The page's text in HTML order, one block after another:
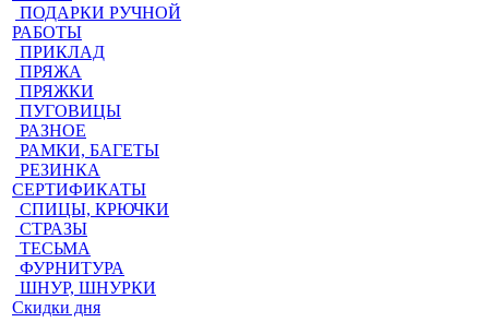
ПОДАРКИ РУЧНОЙ
РАБОТЫ
ПРИКЛАД
ПРЯЖА
ПРЯЖКИ
ПУГОВИЦЫ
РАЗНОЕ
РАМКИ, БАГЕТЫ
РЕЗИНКА
СЕРТИФИКАТЫ
СПИЦЫ, КРЮЧКИ
СТРАЗЫ
ТЕСЬМА
ФУРНИТУРА
ШНУР, ШНУРКИ
Скидки дня